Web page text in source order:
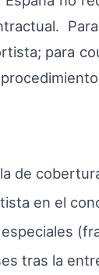
para
de
en el
tras la